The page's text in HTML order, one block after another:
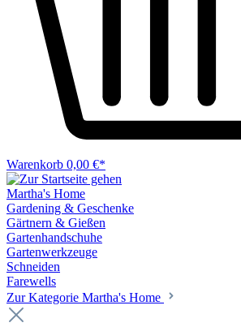
Warenkorb 0,00 €*
Martha's Home
Gardening & Geschenke
Gärtnern & Gießen
Gartenhandschuhe
Gartenwerkzeuge
Schneiden
Farewells
Zur Kategorie Martha's Home